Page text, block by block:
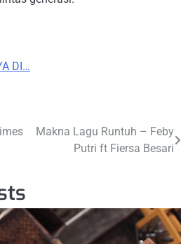
DI…
Makna Lagu Runtuh – Feby
Putri ft Fiersa Besari